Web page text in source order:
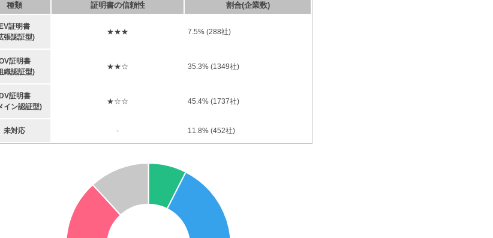
種類 証明書の信頼性 割合(企業数)
EV証明書
張認証型)
★★★ 7.5% (288社)
証明書
織認証型)
★★☆ 35.3% (1349社)
DV証明書
イン認証型)
★☆☆ 45.4% (1737社)
未対応 - 11.8% (452社)